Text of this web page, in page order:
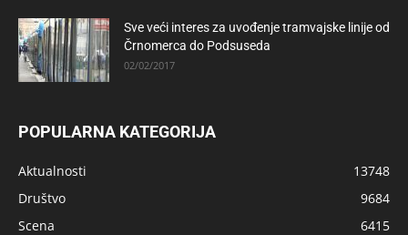
Sve veći interes za uvođenje tramvajske linije od
Črnomerca do Podsuseda
02/02/2017
POPULARNA KATEGORIJA
Aktualnosti
13748
Društvo
9684
Scena
6415